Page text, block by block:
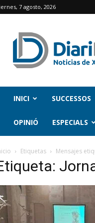
7 agosto, 2026
INICI SUCCESSOS
OPINIÓ ESPECIALS
Etiquetas Mensajes